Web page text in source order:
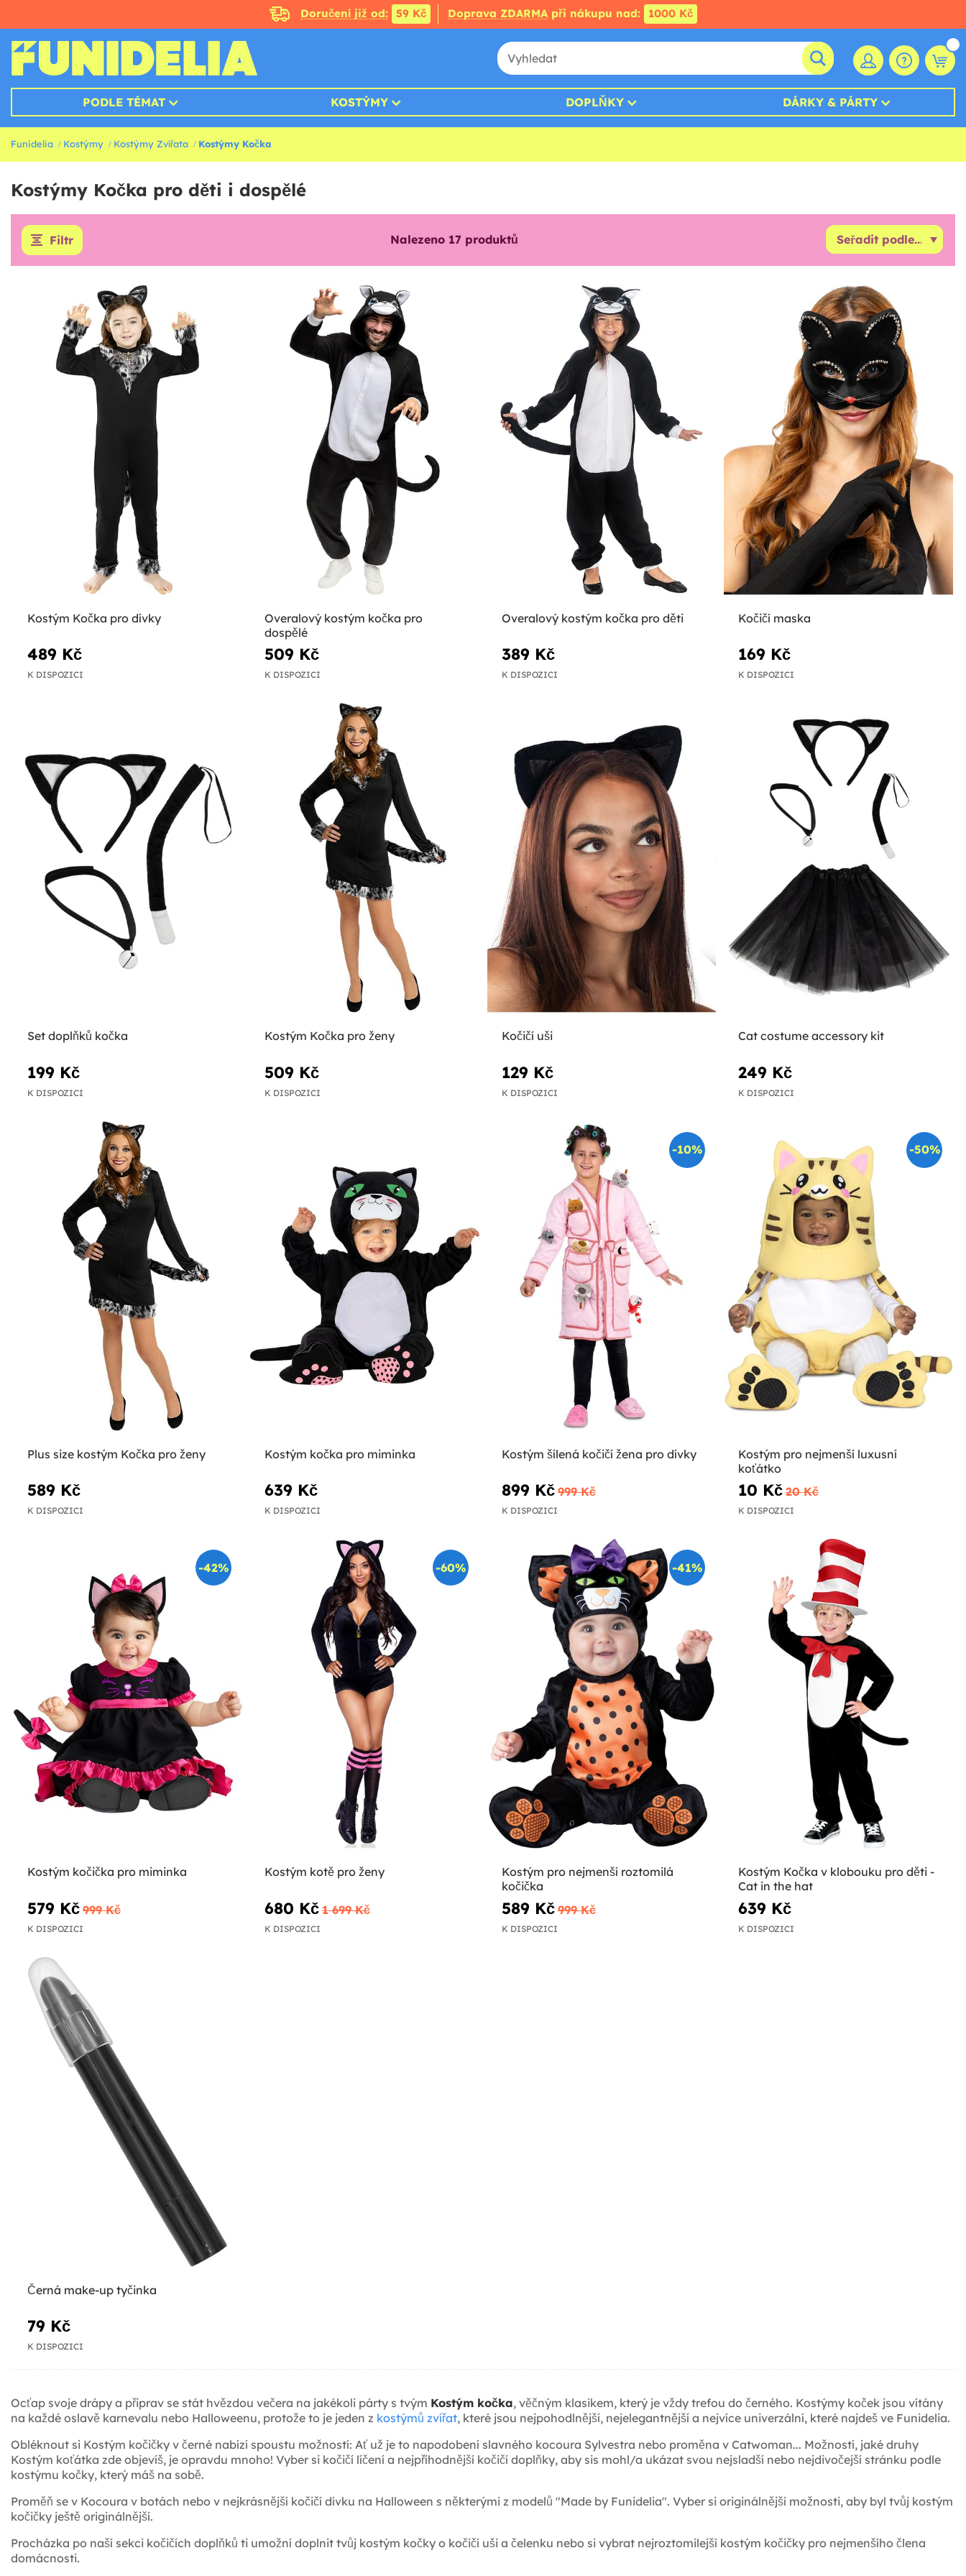
Doručení již od: 59 Kč Doprava ZDARMApři nákupu nad: 1000 Kč
PODLE TÉMAT KOSTÝMY DOPLŇKY DÁRKY & PÁRTY
Funidelia Kostýmy Kostýmy Zvířata Kostýmy Kočka
Kostýmy Kočka pro děti i dospělé
Filtr Nalezeno 17 produktů
Kostým Kočka pro dívky
489 Kč
K DISPOZICI
Overalový kostým kočka pro
dospělé
509 Kč
K DISPOZICI
Overalový kostým kočka pro děti
389 Kč
K DISPOZICI
Kočičí maska
169 Kč
K DISPOZICI
Set doplňků kočka
199 Kč
K DISPOZICI
Kostým Kočka pro ženy
509 Kč
K DISPOZICI
Kočičí uši
129 Kč
K DISPOZICI
Cat costume accessory kit
249 Kč
K DISPOZICI
Plus size kostým Kočka pro ženy
589 Kč
K DISPOZICI
Kostým kočka pro miminka
639 Kč
K DISPOZICI
-10%
Kostým šílená kočičí žena pro dívky
899 Kč 999 Kč
K DISPOZICI
-50%
Kostým pro nejmenší luxusní
koťátko
10 Kč 20 Kč
K DISPOZICI
-42%
Kostým kočička pro miminka
579 Kč 999 Kč
K DISPOZICI
-60%
Kostým kotě pro ženy
680 Kč 1 699 Kč
K DISPOZICI
-41%
Kostým pro nejmenší roztomilá
kočička
589 Kč 999 Kč
K DISPOZICI
Kostým Kočka v klobouku pro děti -
Cat in the hat
639 Kč
K DISPOZICI
Černá make-up tyčinka
79 Kč
K DISPOZICI
Ocťap svoje drápy a připrav se stát hvězdou večera na jakékoli párty s tvým Kostým kočka, věčným klasikem, který je vždy trefou do černého. Kostýmy koček jsou vítány
na každé oslavě karnevalu nebo Halloweenu, protože to je jeden z kostýmů zvířat, které jsou nejpohodlnější, nejelegantnější a nejvíce univerzální, které najdeš ve Funidelia.
Obléknout si Kostým kočičky v černé nabízí spoustu možností: Ať už je to napodobení slavného kocoura Sylvestra nebo proměna v Catwoman... Možností, jaké druhy
Kostým koťátka zde objevíš, je opravdu mnoho! Vyber si kočičí líčení a nejpříhodnější kočičí doplňky, aby sis mohl/a ukázat svou nejsladší nebo nejdivočejší stránku podle
kostýmu kočky, který máš na sobě.
Proměň se v Kocoura v botách nebo v nejkrásnější kočičí dívku na Halloween s některými z modelů "Made by Funidelia". Vyber si originálnější možnosti, aby byl tvůj kostým
kočičky ještě originálnější.
Procházka po naší sekci kočičích doplňků ti umožní doplnit tvůj kostým kočky o kočičí uši a čelenku nebo si vybrat nejroztomilejší kostým kočičky pro nejmenšího člena
domácnosti.